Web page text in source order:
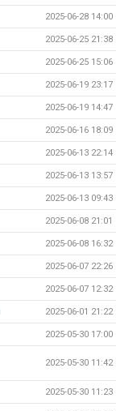
2025-06-28 14:00
2025-06-25 21:38
2025-06-25 15:06
2025-06-19 23:17
2025-06-19 14:47
2025-06-16 18:09
2025-06-13 22:14
2025-06-13 13:57
2025-06-13 09:43
2025-06-08 21:01
2025-06-08 16:32
2025-06-07 22:26
2025-06-07 12:32
2025-06-01 21:22
2025-05-30 17:00
2025-05-30 11:42
2025-05-30 11:23